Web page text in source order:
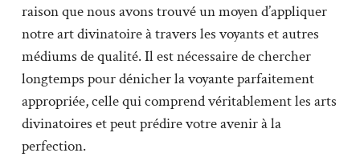
raison que nous avons trouvé un moyen d’appliquer
notre art divinatoire à travers les voyants et autres
médiums de qualité. Il est nécessaire de chercher
longtemps pour dénicher la voyante parfaitement
appropriée, celle qui comprend véritablement les arts
divinatoires et peut prédire votre avenir à la
perfection.